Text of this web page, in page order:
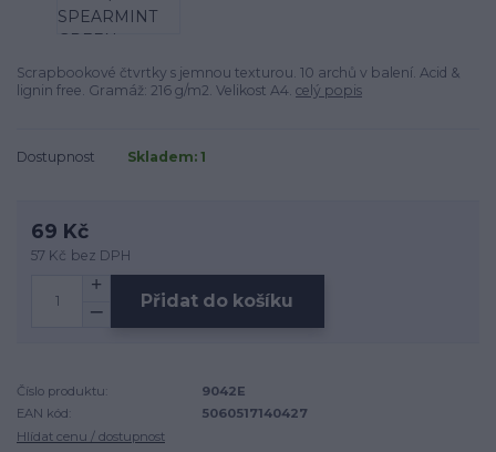
Scrapbookové čtvrtky s jemnou texturou. 10 archů v balení. Acid &
lignin free. Gramáž: 216 g/m2. Velikost A4. celý popis
Dostupnost Skladem: 1
69 Kč
57 Kč bez DPH
Přidat do košíku
Číslo produktu:
9042E
EAN kód:
5060517140427
Hlídat cenu / dostupnost